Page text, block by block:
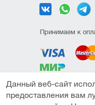
Принимаем к
Данный веб-сайт
предоставления вам